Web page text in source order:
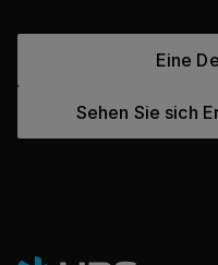
Eine
Sehen Sie sich